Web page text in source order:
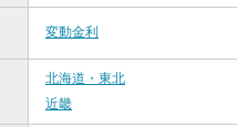
変動金利
北海道・東北
近畿